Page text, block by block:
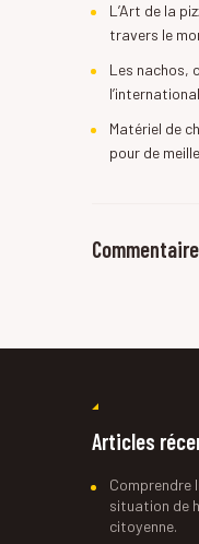
L’Art de la
travers le
Les nachos,
Matériel de
pour de
Articles
Comprendre
situation de
citoyenne.